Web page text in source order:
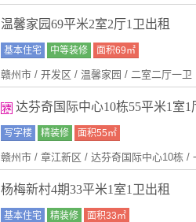
温馨家园69平米2室2厅1卫出租
基本住宅 中等装修 面积69㎡
赣州市 / 开发区 / 温馨家园 / 二室二厅一卫
达芬奇国际中心10栋55平米1室1
写字楼 精装修 面积55㎡
赣州市 / 章江新区 / 达芬奇国际中心10栋 /
杨梅新村4期33平米1室1卫出租
基本住宅 精装修 面积33㎡